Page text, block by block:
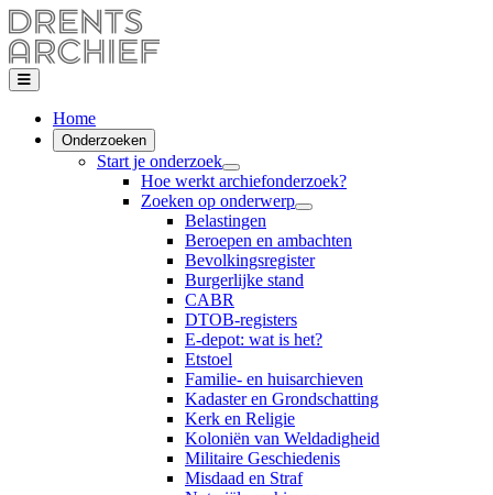
Home
Onderzoeken
Start je onderzoek
Hoe werkt archiefonderzoek?
Zoeken op onderwerp
Belastingen
Beroepen en ambachten
Bevolkingsregister
Burgerlijke stand
CABR
DTOB-registers
E-depot: wat is het?
Etstoel
Familie- en huisarchieven
Kadaster en Grondschatting
Kerk en Religie
Koloniën van Weldadigheid
Militaire Geschiedenis
Misdaad en Straf